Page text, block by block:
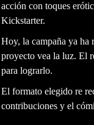
acción con toques
Kickstarter.
Hoy, la campaña ya ha
proyecto vea la luz. El
para lograrlo.
El formato elegido re
contribuciones y el